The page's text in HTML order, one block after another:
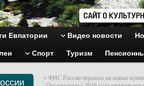
Евпатории Видео новости
Спорт Туризм
« ФНС России перешло на новые